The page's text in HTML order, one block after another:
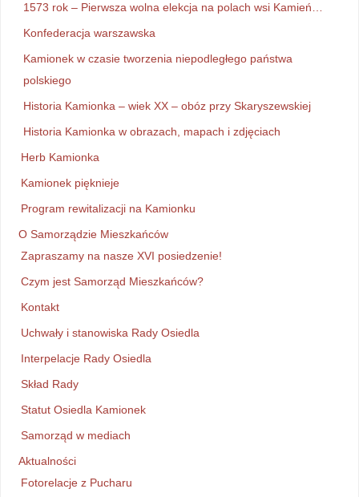
1573 rok – Pierwsza wolna elekcja na polach wsi Kamień…
Konfederacja warszawska
Kamionek w czasie tworzenia niepodległego państwa
polskiego
Historia Kamionka – wiek XX – obóz przy Skaryszewskiej
Historia Kamionka w obrazach, mapach i zdjęciach
Herb Kamionka
Kamionek pięknieje
Program rewitalizacji na Kamionku
O Samorządzie Mieszkańców
Zapraszamy na nasze XVI posiedzenie!
Czym jest Samorząd Mieszkańców?
Kontakt
Uchwały i stanowiska Rady Osiedla
Interpelacje Rady Osiedla
Skład Rady
Statut Osiedla Kamionek
Samorząd w mediach
Aktualności
Fotorelacje z Pucharu